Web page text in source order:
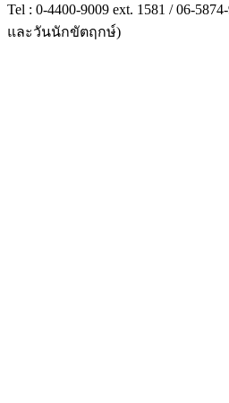
Tel : 0-4400-9009 ext. 1581 / 06-
และวันนักขัตฤกษ์)